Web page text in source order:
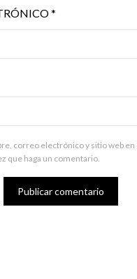
*
correo electrónico y sitio web en
que haga un comentario.